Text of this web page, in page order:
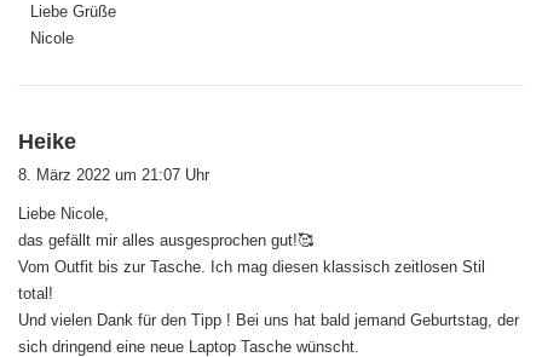
Liebe Grüße
Nicole
Heike
t
:
8. März 2022 um 21:07 Uhr
Liebe Nicole,
das gefällt mir alles ausgesprochen gut!🥰
Vom Outfit bis zur Tasche. Ich mag diesen klassisch zeitlosen Stil
total!
Und vielen Dank für den Tipp ! Bei uns hat bald jemand Geburtstag, der
sich dringend eine neue Laptop Tasche wünscht.